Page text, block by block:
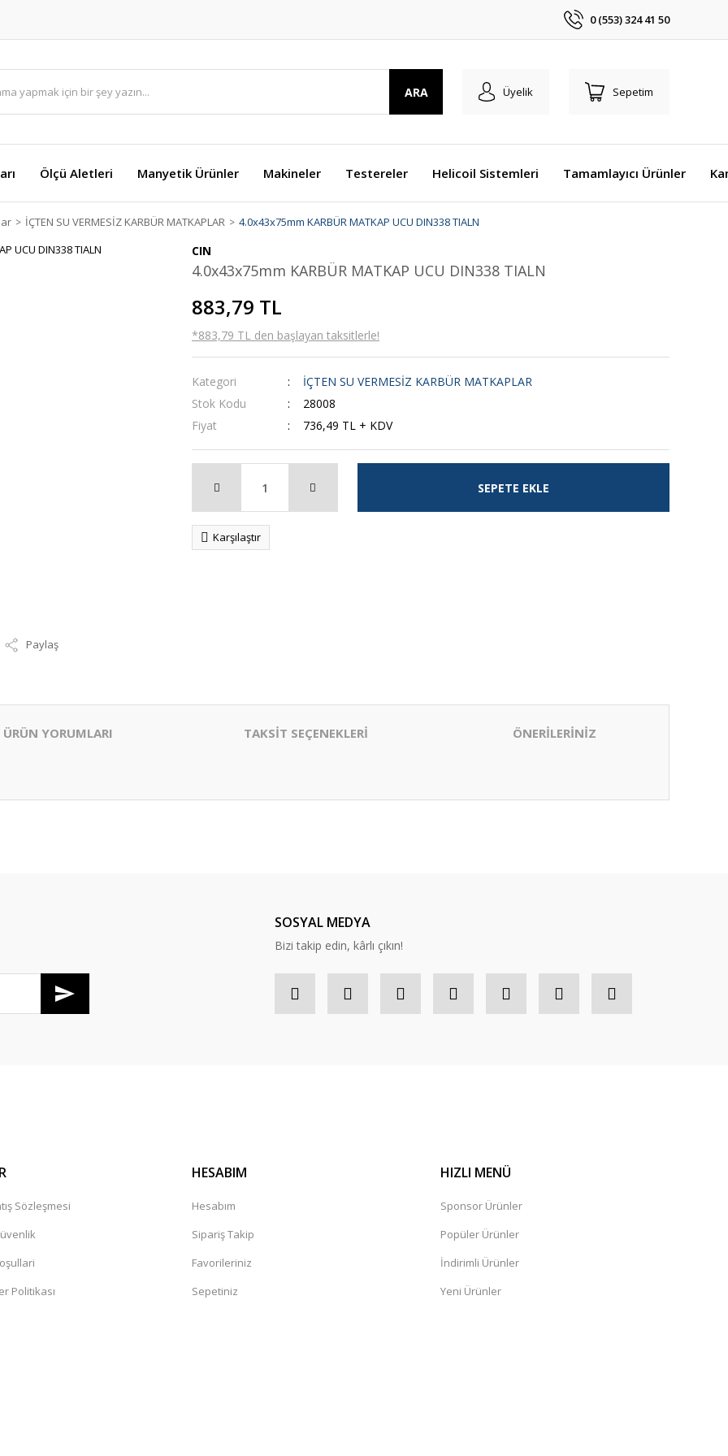
0 (553) 324 41 50
ARA Üyelik Sepetim
Ölçü Aletleri Manyetik Ürünler Makineler Testereler Helicoil Sistemleri Tamamlayıcı Ürünler
İÇTEN SU VERMESİZ KARBÜR MATKAPLAR 4.0x43x75mm KARBÜR MATKAP UCU DIN338 TIALN
Paylaş
CIN
4.0x43x75mm KARBÜR MATKAP UCU DIN338 TIALN
883,79 TL
*883,79 TL den başlayan taksitlerle!
Kategori
İÇTEN SU VERMESİZ KARBÜR MATKAPLAR
Stok Kodu
28008
Fiyat
736,49 TL + KDV
SEPETE EKLE
Karşılaştır
ÜRÜN YORUMLARI TAKSİT SEÇENEKLERİ ÖNERİLERİNİZ
SOSYAL MEDYA
Bizi takip edin, kârlı çıkın!
Sözleşmesi
Politikası
HESABIM
Hesabım
Sipariş Takip
Favorileriniz
Sepetiniz
HIZLI MENÜ
Sponsor Ürünler
Popüler Ürünler
İndirimli Ürünler
Yeni Ürünler